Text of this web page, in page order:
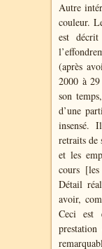
Autre
couleur.
est
(après
2000 à
son
d’une
insensé.
retraits de
et les
cours
Détail
avoir,
Ceci est